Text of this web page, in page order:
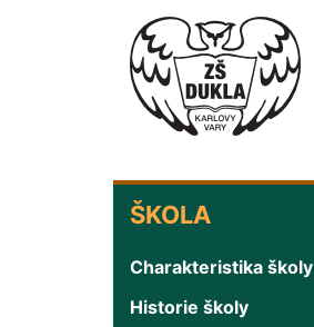
ŠKOLA
ŠKOLA
Charakteristika školy
Historie školy